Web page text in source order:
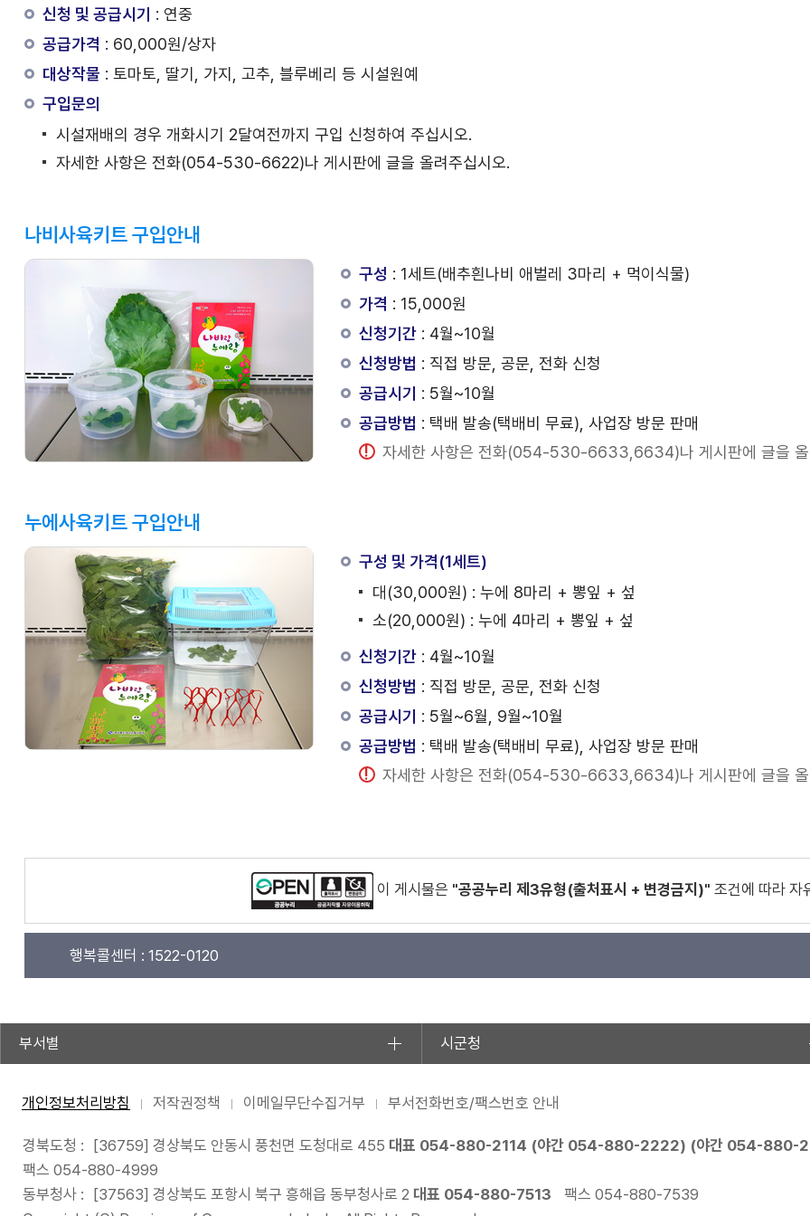
신청 및 공급시기
: 연중
공급가격 : 60,000원/상자
대상작물 : 토마토, 딸기, 가지, 고추, 블루베리 등 시설원예
구입문의
시설재배의 경우 개화시기 2달여전까지 구입 신청하여 주십시오.
자세한 사항은 전화(054-530-6622)나 게시판에 글을 올려주십시오.
나비사육키트 구입안내
구성 : 1세트(배추흰나비 애벌레 3마리 + 먹이식물)
가격 : 15,000원
신청기간: 4월~10월
신청방법 : 직접 방문, 공문, 전화 신청
공급시기
: 5월~10월
공급방법 : 택배 발송(택배비 무료), 사업장 방문 판매
자세한 사항은 전화(054-530-6633,6634)나 게시판에 글을 올
누에사육키트 구입안내
구성 및 가격(1세트)
대(30,000원) : 누에 8마리 + 뽕잎 + 섶
소(20,000원) : 누에 4마리 + 뽕잎 + 섶
신청기간: 4월~10월
신청방법 : 직접 방문, 공문, 전화 신청
공급시기
: 5월~6월, 9월~10월
공급방법 : 택배 발송(택배비 무료), 사업장 방문 판매
자세한 사항은 전화(054-530-6633,6634)나 게시판에 글을 올
이 게시물은 "공공누리 제3유형(출처표시 + 변경금지)" 조건에 따라 자
행복콜센터 : 1522-0120
부서별 시군청
개인정보처리방침 저작권정책 이메일무단수집거부 부서전화번호/팩스번호 안내
경북도청 : [36759] 경상북도 안동시 풍천면 도청대로 455 대표 054-880-2114 (야간 054-880-2222) (야간 054-880-
팩스 054-880-4999
동부청사 :
[37563] 경상북도 포항시 북구 흥해읍 동부청사로 2 대표 054-880-7513
팩스 054-880-7539